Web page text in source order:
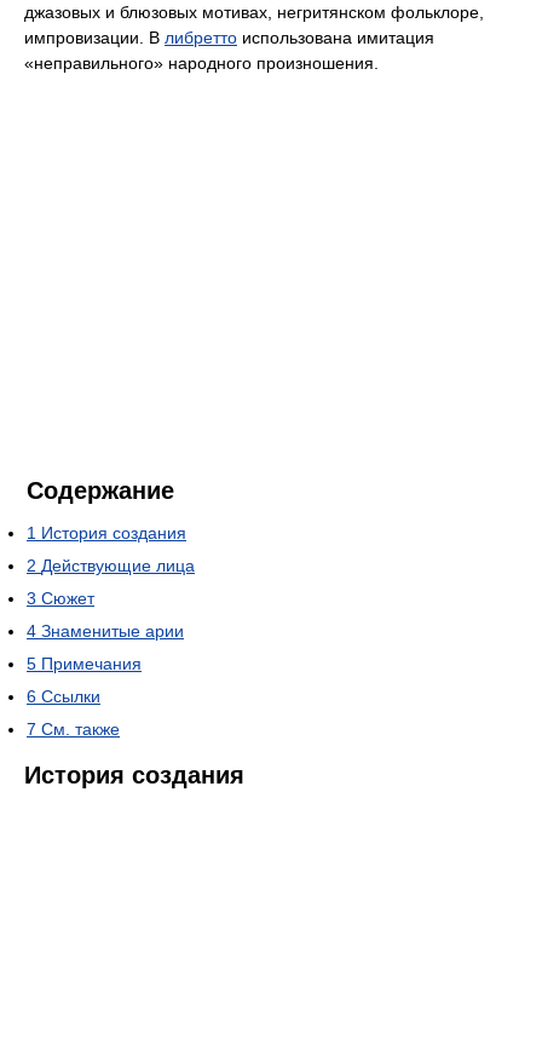
джазовых и блюзовых мотивах, негритянском фольклоре,
импровизации. В либретто использована имитация
«неправильного» народного произношения.
Содержание
1 История создания
2 Действующие лица
3 Сюжет
4 Знаменитые арии
5 Примечания
6 Ссылки
7 См. также
История создания